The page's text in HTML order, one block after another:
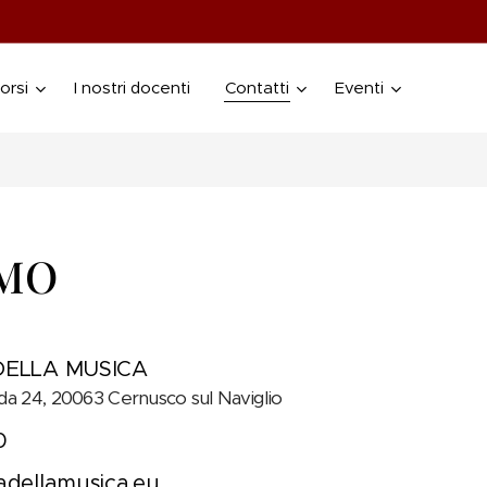
I nostri docenti Contatti Eventi
MUSICA
24, 20063 Cernusco sul Naviglio